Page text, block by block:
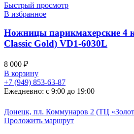
Быстрый просмотр
В избранное
Ножницы парикмахерские 4
Classic Gold) VD1-6030L
8 000 ₽
В корзину
+7 (949) 853-63-87
Ежедневно: с 9:00 до 19:00
Донецк, пл. Коммунаров 2 (ТЦ
Проложить маршрут